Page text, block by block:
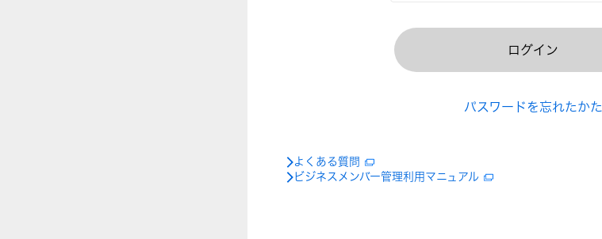
ログイン
パスワードを忘れたかた
よくある質問
ビジネスメンバー管理利用マニュアル